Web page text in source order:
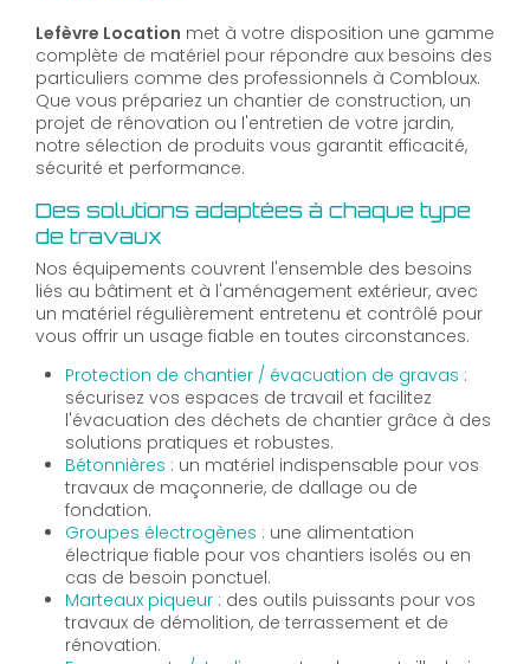
Lefèvre Location met à votre disposition une gamme
complète de matériel pour répondre aux besoins des
particuliers comme des professionnels à Combloux.
Que vous prépariez un chantier de construction, un
projet de rénovation ou l'entretien de votre jardin,
notre sélection de produits vous garantit efficacité,
sécurité et performance.
Des solutions adaptées à chaque type
de travaux
Nos équipements couvrent l'ensemble des besoins
liés au bâtiment et à l'aménagement extérieur, avec
un matériel régulièrement entretenu et contrôlé pour
vous offrir un usage fiable en toutes circonstances.
Protection de chantier / évacuation de gravas :
sécurisez vos espaces de travail et facilitez
l'évacuation des déchets de chantier grâce à des
solutions pratiques et robustes.
Bétonnières : un matériel indispensable pour vos
travaux de maçonnerie, de dallage ou de
fondation.
Groupes électrogènes : une alimentation
électrique fiable pour vos chantiers isolés ou en
cas de besoin ponctuel.
Marteaux piqueur : des outils puissants pour vos
travaux de démolition, de terrassement et de
rénovation.